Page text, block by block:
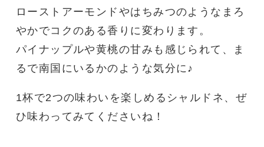
ローストアーモンドやはちみつのようなまろ
やかでコクのある香りに変わります。
パイナップルや黄桃の甘みも感じられて、ま
るで南国にいるかのような気分に♪
1杯で2つの味わいを楽しめるシャルドネ、ぜ
ひ味わってみてくださいね！